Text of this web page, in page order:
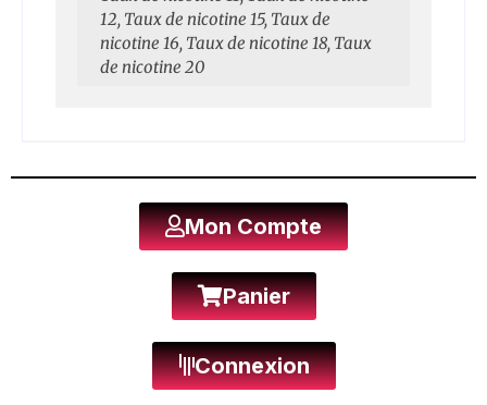
12, Taux de nicotine 15, Taux de
nicotine 16, Taux de nicotine 18, Taux
de nicotine 20
Mon Compte
Panier
Connexion